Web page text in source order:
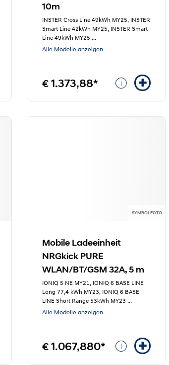
10m
INSTER Cross Line 49kWh MY25, INSTER
Smart Line 42kWh MY25, INSTER Smart
Line 49kWh MY25 ...
Alle Modelle anzeigen
€ 1.373,88*
SYMBOLFOTO
Mobile Ladeeinheit
NRGkick PURE
WLAN/BT/GSM 32A, 5 m
IONIQ 5 NE MY21, IONIQ 6 BASE LINE
Long 77,4 kWh MY23, IONIQ 6 BASE
LINE Short Range 53kWh MY23 ...
Alle Modelle anzeigen
€ 1.067,880*